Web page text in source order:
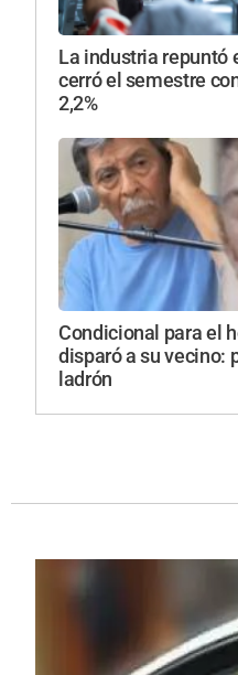
La industria repuntó
cerró el semestre
2,2%
Condicional para el
disparó a su vecino:
ladrón